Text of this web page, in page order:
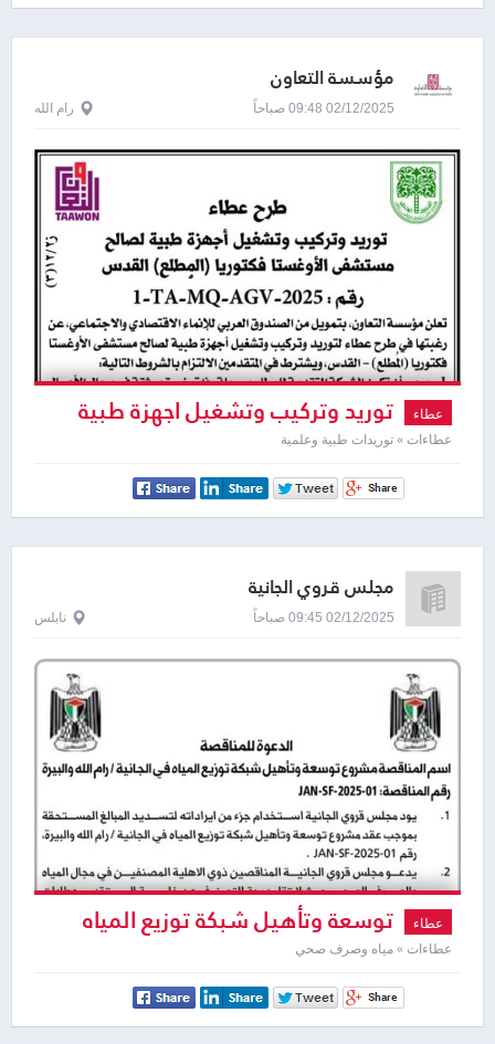
مؤسسة التعاون
02/12/2025 09:48 صباحاً رام الله
عطاء توريد وتركيب وتشغيل اجهزة طبية
عطاءات » توريدات طبية وعلمية
مجلس قروي الجانية
02/12/2025 09:45 صباحاً نابلس
عطاء توسعة وتأهيل شبكة توزيع المياه
في الجانية
عطاءات » مياه وصرف صحي